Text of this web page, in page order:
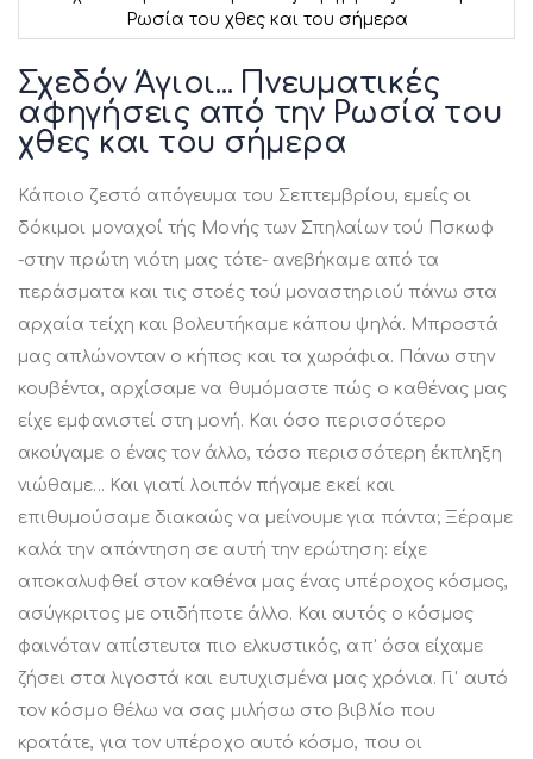
Ρωσία του χθες και του σήμερα
στην
αρχή
της
συλλογής
εικόνων
Σχεδόν Άγιοι... Πνευματικές
αφηγήσεις από την Ρωσία του
χθες και του σήμερα
Κάποιο ζεστό απόγευμα του Σεπτεμβρίου, εμείς οι
δόκιμοι μοναχοί τής Μονής των Σπηλαίων τού Πσκωφ
-στην πρώτη νιότη μας τότε- ανεβήκαμε από τα
περάσματα και τις στοές τού μοναστηριού πάνω στα
αρχαία τείχη και βολευτήκαμε κάπου ψηλά. Μπροστά
μας απλώνονταν ο κήπος και τα χωράφια. Πάνω στην
κουβέντα, αρχίσαμε να θυμόμαστε πώς ο καθένας μας
είχε εμφανιστεί στη μονή. Και όσο περισσότερο
ακούγαμε ο ένας τον άλλο, τόσο περισσότερη έκπληξη
νιώθαμε... Και γιατί λοιπόν πήγαμε εκεί και
επιθυμούσαμε διακαώς να μείνουμε για πάντα; Ξέραμε
καλά την απάντηση σε αυτή την ερώτηση: είχε
αποκαλυφθεί στον καθένα μας ένας υπέροχος κόσμος,
ασύγκριτος με οτιδήποτε άλλο. Και αυτός ο κόσμος
φαινόταν απίστευτα πιο ελκυστικός, απ' όσα είχαμε
ζήσει στα λιγοστά και ευτυχισμένα μας χρόνια. Γι' αυτό
τον κόσμο θέλω να σας μιλήσω στο βιβλίο που
κρατάτε, για τον υπέροχο αυτό κόσμο, που οι